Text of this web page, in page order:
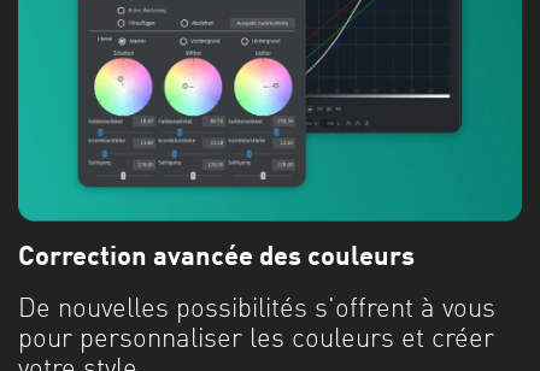
Correction avancée des couleurs
De nouvelles possibilités s'offrent à vous
pour personnaliser les couleurs et créer